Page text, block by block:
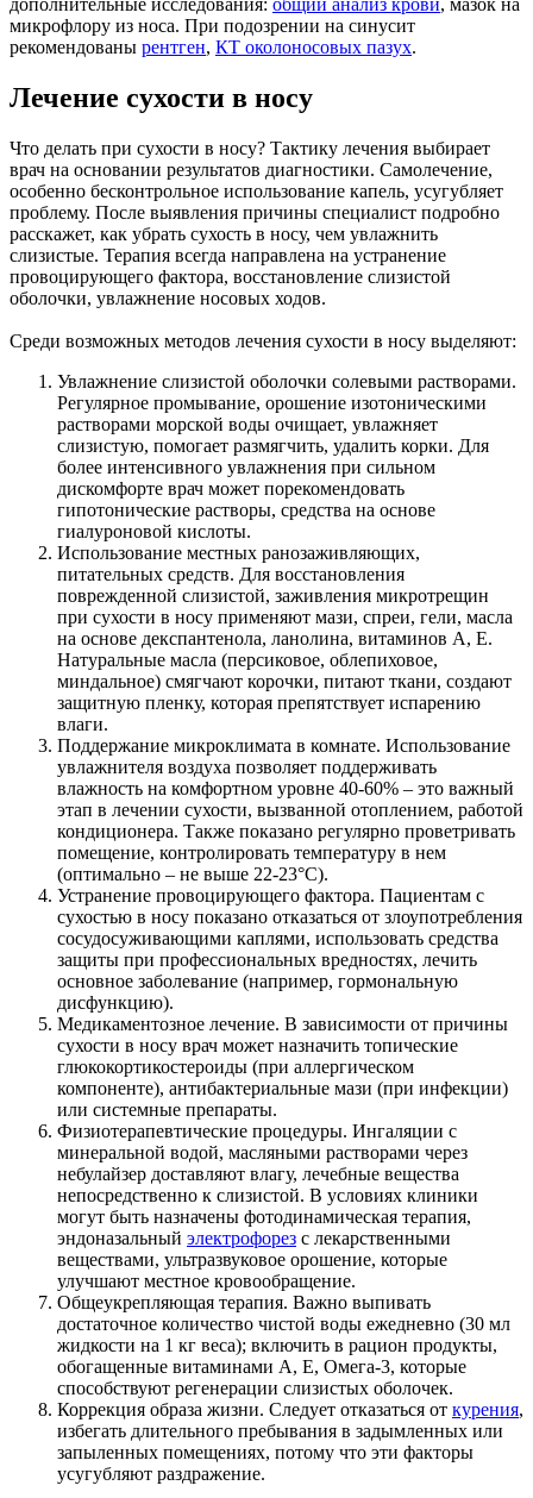
микрофлору из носа. При подозрении на синусит
рекомендованы рентген, КТ околоносовых пазух.
Лечение сухости в носу
Что делать при сухости в носу? Тактику лечения выбирает
врач на основании результатов диагностики. Самолечение,
особенно бесконтрольное использование капель, усугубляет
проблему. После выявления причины специалист подробно
расскажет, как убрать сухость в носу, чем увлажнить
слизистые. Терапия всегда направлена на устранение
провоцирующего фактора, восстановление слизистой
оболочки, увлажнение носовых ходов.
Среди возможных методов лечения сухости в носу выделяют:
Увлажнение слизистой оболочки солевыми растворами.
Регулярное промывание, орошение изотоническими
растворами морской воды очищает, увлажняет
слизистую, помогает размягчить, удалить корки. Для
более интенсивного увлажнения при сильном
дискомфорте врач может порекомендовать
гипотонические растворы, средства на основе
гиалуроновой кислоты.
Использование местных ранозаживляющих,
питательных средств. Для восстановления
поврежденной слизистой, заживления микротрещин
при сухости в носу применяют мази, спреи, гели, масла
на основе декспантенола, ланолина, витаминов А, Е.
Натуральные масла (персиковое, облепиховое,
миндальное) смягчают корочки, питают ткани, создают
защитную пленку, которая препятствует испарению
влаги.
Поддержание микроклимата в комнате. Использование
увлажнителя воздуха позволяет поддерживать
влажность на комфортном уровне 40-60% – это важный
этап в лечении сухости, вызванной отоплением, работой
кондиционера. Также показано регулярно проветривать
помещение, контролировать температуру в нем
(оптимально – не выше 22-23°C).
Устранение провоцирующего фактора. Пациентам с
сухостью в носу показано отказаться от злоупотребления
сосудосуживающими каплями, использовать средства
защиты при профессиональных вредностях, лечить
основное заболевание (например, гормональную
дисфункцию).
Медикаментозное лечение. В зависимости от причины
сухости в носу врач может назначить топические
глюкокортикостероиды (при аллергическом
компоненте), антибактериальные мази (при инфекции)
или системные препараты.
Физиотерапевтические процедуры. Ингаляции с
минеральной водой, масляными растворами через
небулайзер доставляют влагу, лечебные вещества
непосредственно к слизистой. В условиях клиники
могут быть назначены фотодинамическая терапия,
эндоназальный электрофорез с лекарственными
веществами, ультразвуковое орошение, которые
улучшают местное кровообращение.
Общеукрепляющая терапия. Важно выпивать
достаточное количество чистой воды ежедневно (30 мл
жидкости на 1 кг веса); включить в рацион продукты,
обогащенные витаминами А, Е, Омега-3, которые
способствуют регенерации слизистых оболочек.
Коррекция образа жизни. Следует отказаться от курения,
избегать длительного пребывания в задымленных или
запыленных помещениях, потому что эти факторы
усугубляют раздражение.